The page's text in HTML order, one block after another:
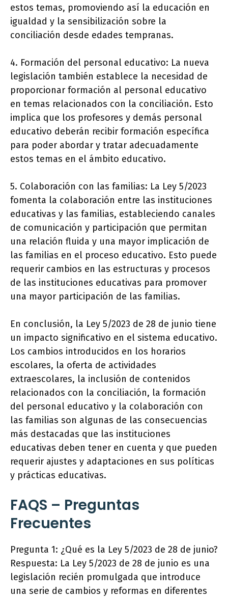
estos temas, promoviendo así la educación en
igualdad y la sensibilización sobre la
conciliación desde edades tempranas.
4. Formación del personal educativo: La nueva
legislación también establece la necesidad de
proporcionar formación al personal educativo
en temas relacionados con la conciliación. Esto
implica que los profesores y demás personal
educativo deberán recibir formación específica
para poder abordar y tratar adecuadamente
estos temas en el ámbito educativo.
5. Colaboración con las familias: La Ley 5/2023
fomenta la colaboración entre las instituciones
educativas y las familias, estableciendo canales
de comunicación y participación que permitan
una relación fluida y una mayor implicación de
las familias en el proceso educativo. Esto puede
requerir cambios en las estructuras y procesos
de las instituciones educativas para promover
una mayor participación de las familias.
En conclusión, la Ley 5/2023 de 28 de junio tiene
un impacto significativo en el sistema educativo.
Los cambios introducidos en los horarios
escolares, la oferta de actividades
extraescolares, la inclusión de contenidos
relacionados con la conciliación, la formación
del personal educativo y la colaboración con
las familias son algunas de las consecuencias
más destacadas que las instituciones
educativas deben tener en cuenta y que pueden
requerir ajustes y adaptaciones en sus políticas
y prácticas educativas.
FAQS – Preguntas
Frecuentes
Pregunta 1: ¿Qué es la Ley 5/2023 de 28 de junio?
Respuesta: La Ley 5/2023 de 28 de junio es una
legislación recién promulgada que introduce
una serie de cambios y reformas en diferentes